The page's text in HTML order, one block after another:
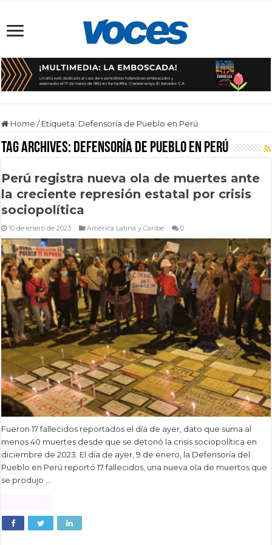
Home / Etiqueta: Defensoría de Pueblo en Perú
Tag Archives: Defensoría de Pueblo en Perú
Perú registra nueva ola de muertes ante
la creciente represión estatal por crisis
sociopolítica
10 de enero de 2023 América Latina y Caribe 0
Fueron 17 fallecidos reportados el día de ayer, dato que suma al
menos 40 muertes desde que se detonó la crisis sociopolítica en
diciembre de 2023. El día de ayer, 9 de enero, la Defensoría del
Pueblo en Perú reportó 17 fallecidos, una nueva ola de muertos que
se produjo …